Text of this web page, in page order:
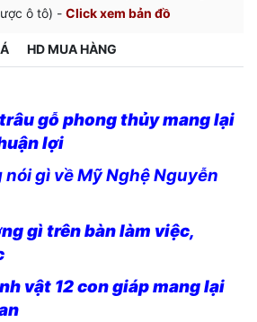
ô tô) - Click xem bản đồ
HD MUA HÀNG
gỗ phong thủy mang lại
lợi
gì về Mỹ Nghệ Nguyễn
gì trên bàn làm việc,
vật 12 con giáp mang lại